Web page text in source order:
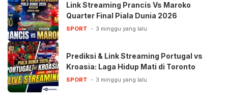
Link Streaming Prancis Vs Maroko
Quarter Final Piala Dunia 2026
SPORT 3 minggu yang lalu
Prediksi & Link Streaming Portugal vs
Kroasia: Laga Hidup Mati di Toronto
SPORT 3 minggu yang lalu